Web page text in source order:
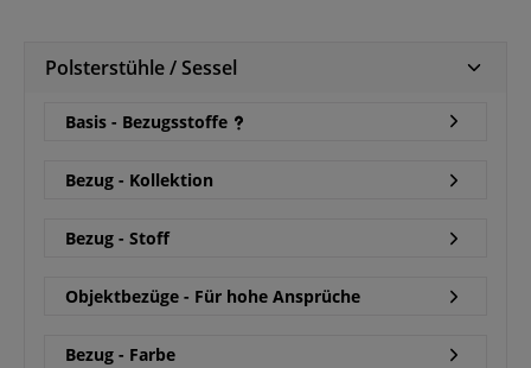
Polsterstühle / Sessel
Basis - Bezugsstoffe
Bezug - Kollektion
Bezug - Stoff
Objektbezüge - Für hohe Ansprüche
Bezug - Farbe